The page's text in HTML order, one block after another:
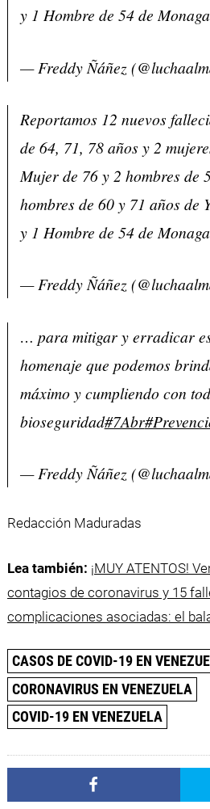
y 1 Hombre de 54 de
— Freddy Ñáñez
Reportamos 12 nuevos
de 64, 71, 78 años y 2
Mujer de 76 y 2 hombres de
hombres de 60 y 71 años de
y 1 Hombre de 54 de
— Freddy Ñáñez
… para mitigar y erradicar
homenaje que podemos
máximo y cumpliendo con
bioseguridad#7Abr
— Freddy Ñáñez
Redacción Maduradas
Lea también: ¡MUY ATENTOS!
contagios de coronavirus y 15
complicaciones asociadas: el
CASOS DE COVID-19 EN
CORONAVIRUS EN VENEZUELA
COVID-19 EN VENEZUELA